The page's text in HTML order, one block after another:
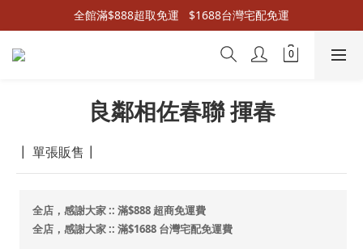
全館滿$888超取免運   $1688台灣宅配免運
良鄰相佐春聯 揮春
┃ 單張販售┃
全店，感謝大家 :: 滿$888 超商免運費
全店，感謝大家 :: 滿$1688 台灣宅配免運費